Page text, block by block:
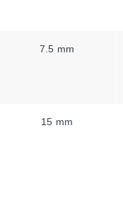
7.5 mm
15 mm